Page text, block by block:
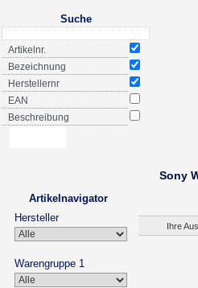
Suche
Artikelnr.
Bezeichnung
Herstellernr
EAN
Beschreibung
Artikelnavigator
Hersteller
Warengruppe 1
Sony
Ihre